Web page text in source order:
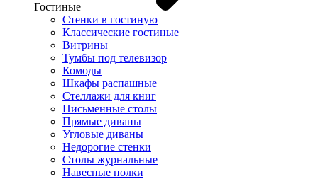
Гостиные
Стенки в гостиную
Классические гостиные
Витрины
Тумбы под телевизор
Комоды
Шкафы распашные
Стеллажи для книг
Письменные столы
Прямые диваны
Угловые диваны
Недорогие стенки
Столы журнальные
Навесные полки